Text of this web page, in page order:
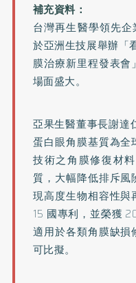
補充資料：
台灣再生醫學領先
於亞洲生技展舉辦
膜治療新里程發表會
場面盛大。
亞果生醫董事長謝達
蛋白眼角膜基質為
技術之角膜修復材
質，大幅降低排斥
現高度生物相容性
15 國專利，並榮獲
適用於各類角膜缺
可比擬。